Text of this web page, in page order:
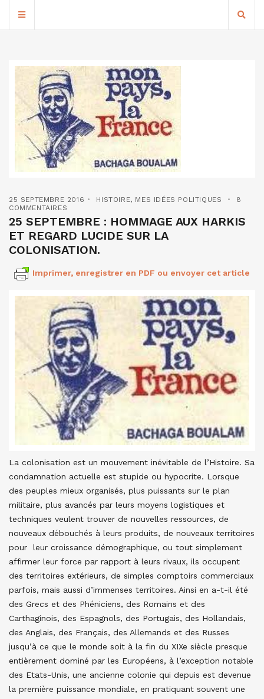
25 SEPTEMBRE 2016 HISTOIRE, MES IDÉES POLITIQUES
8
COMMENTAIRES
25 SEPTEMBRE : HOMMAGE AUX HARKIS
ET REGARD LUCIDE SUR LA
COLONISATION.
Imprimer, enregistrer en PDF ou envoyer cet article
La colonisation est un mouvement inévitable de l’Histoire. Sa
condamnation actuelle est stupide ou hypocrite. Lorsque
des peuples mieux organisés, plus puissants sur le plan
militaire, plus avancés par leurs moyens logistiques et
techniques veulent trouver de nouvelles ressources, de
nouveaux débouchés à leurs produits, de nouveaux territoires
pour leur croissance démographique, ou tout simplement
affirmer leur force par rapport à leurs rivaux, ils occupent
des territoires extérieurs, de simples comptoirs commerciaux
parfois, mais aussi d’immenses territoires. Ainsi en a-t-il été
des Grecs et des Phéniciens, des Romains et des
Carthaginois, des Espagnols, des Portugais, des Hollandais,
des Anglais, des Français, des Allemands et des Russes
jusqu’à ce que le monde soit à la fin du XIXe siècle presque
entièrement dominé par les Européens, à l’exception notable
des Etats-Unis, une ancienne colonie qui depuis est devenue
la première puissance mondiale, en pratiquant souvent une